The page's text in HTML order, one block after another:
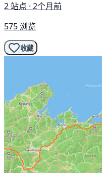
2 站点 · 2个月前
575 浏览
收藏